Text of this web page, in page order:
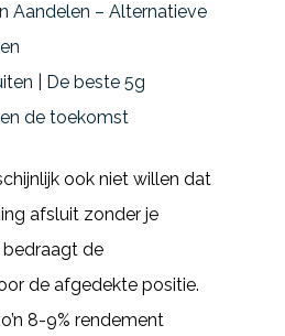
Aandelen – Alternatieve
| De beste 5g
de toekomst
ook niet willen dat
afsluit zonder je
de
de afgedekte positie.
8-9% rendement